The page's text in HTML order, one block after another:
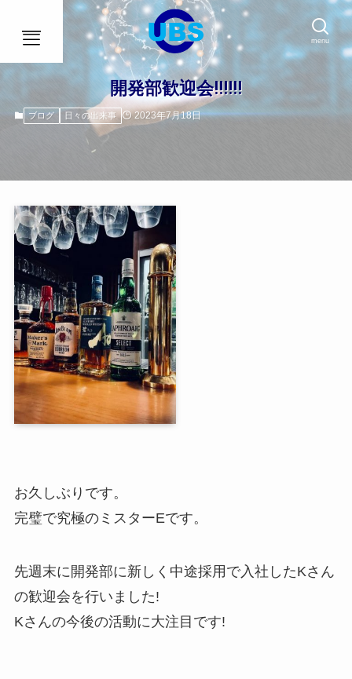
HOME
アクセス
ブログ
社員インタビュー
採用情報
お問い合わせ
menu
開発部歓迎会!!!!!!
ブログ 日々の出来事 2023年7月18日
お久しぶりです。
完璧で究極のミスターEです。
先週末に開発部に新しく中途採用で入社したKさん
の歓迎会を行いました!
Kさんの今後の活動に大注目です!